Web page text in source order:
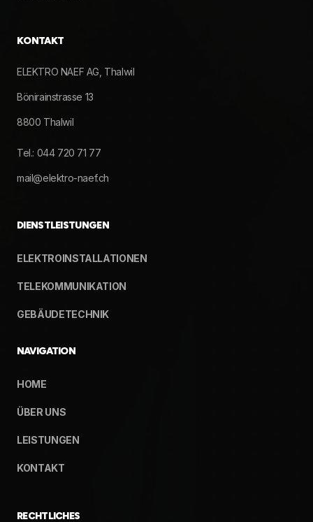
KONTAKT
ELEKTRO NAEF AG, Thalwil
Bönirainstrasse 13
8800 Thalwil
Tel.: 044 720 71 77
mail@elektro-naef.ch
DIENSTLEISTUNGEN
ELEKTROINSTALLATIONEN
TELEKOMMUNIKATION
GEBÄUDETECHNIK
NAVIGATION
HOME
ÜBER UNS
LEISTUNGEN
KONTAKT
RECHTLICHES